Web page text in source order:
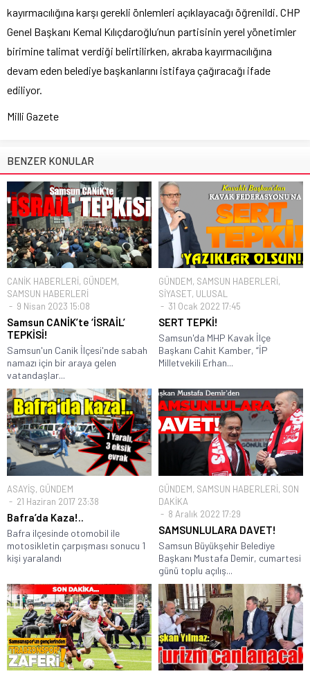
kayırmacılığına karşı gerekli önlemleri açıklayacağı öğrenildi. CHP
Genel Başkanı Kemal Kılıçdaroğlu’nun partisinin yerel yönetimler
birimine talimat verdiği belirtilirken, akraba kayırmacılığına
devam eden belediye başkanlarını istifaya çağıracağı ifade
ediliyor.
Milli Gazete
BENZER KONULAR
CANİK HABERLERİ, GÜNDEM,
SAMSUN HABERLERİ
9 Nisan 2023 15:08
Samsun CANİK’te ‘İSRAİL’
TEPKİSİ!
Samsun'un Canik İlçesi'nde sabah
namazı için bir araya gelen
vatandaşlar...
GÜNDEM, SAMSUN HABERLERİ,
SİYASET, ULUSAL
31 Ocak 2022 17:45
SERT TEPKİ!
Samsun'da MHP Kavak İlçe
Başkanı Cahit Kamber, “İP
Milletvekili Erhan...
ASAYİŞ, GÜNDEM
21 Haziran 2017 23:38
Bafra’da Kaza!..
Bafra ilçesinde otomobil ile
motosikletin çarpışması sonucu 1
kişi yaralandı
GÜNDEM, SAMSUN HABERLERİ, SON
DAKİKA
8 Aralık 2022 17:29
SAMSUNLULARA DAVET!
Samsun Büyükşehir Belediye
Başkanı Mustafa Demir, cumartesi
günü toplu açılış...